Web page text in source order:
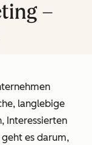
–
langlebige
Interessierten
es darum,